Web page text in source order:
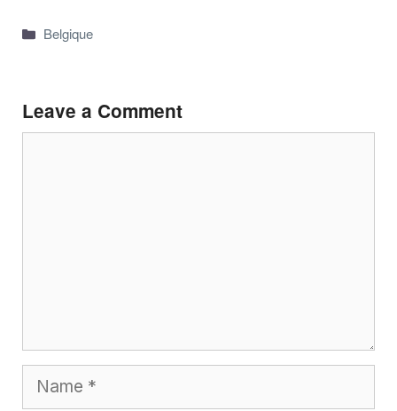
Categories
Belgique
Leave a Comment